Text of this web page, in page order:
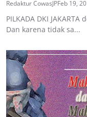
Redaktur CowasJPFeb 19,
PILKADA DKI
Dan karena tidak sa...